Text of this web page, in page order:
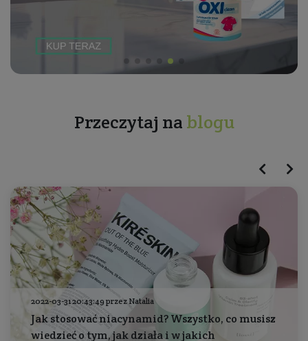
Przeczytaj na blogu
2022-03-31 20:43:49 przez Natalia
Jak stosować niacynamid? Wszystko, co musisz
wiedzieć o tym, jak działa i w jakich